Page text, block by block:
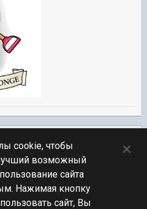
cookie, чтобы
возможный
сайта
Нажимая кнопку
сайт, Вы
×